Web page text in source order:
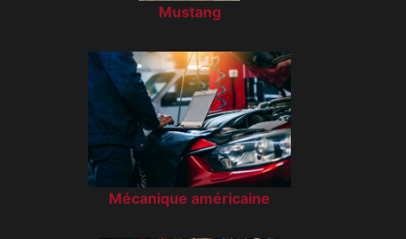
Mustang
Mécanique américaine